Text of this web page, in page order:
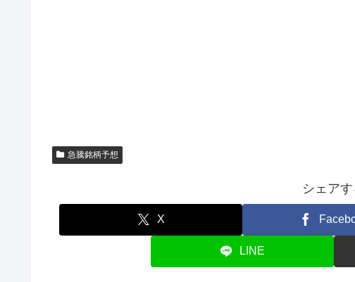
急騰銘柄予想
シェアす
X
LINE